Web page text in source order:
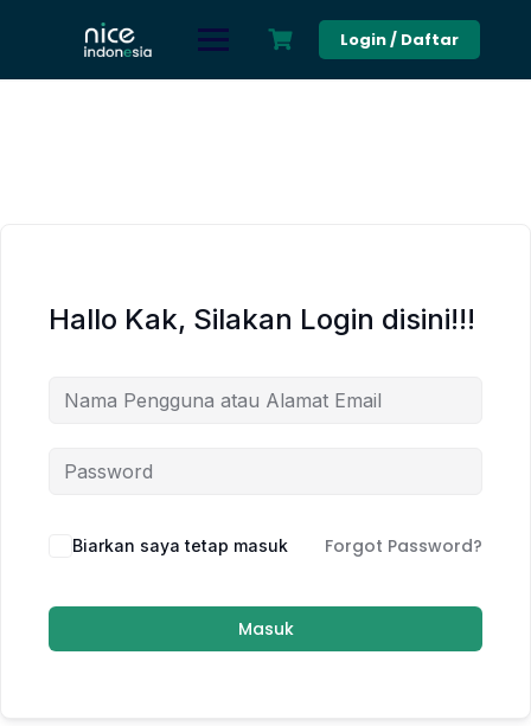
Login / Daftar
Hallo Kak, Silakan Login disini!!!
Biarkan saya tetap masuk Forgot Password?
Masuk